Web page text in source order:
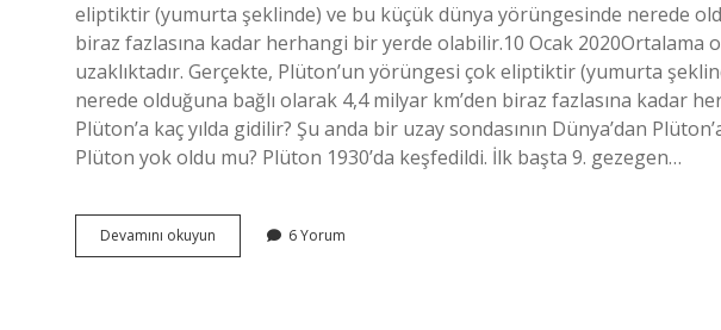
eliptiktir (yumurta şeklinde) ve bu küçük dünya yörüngesinde nerede
biraz fazlasına kadar herhangi bir yerde olabilir.10 Ocak 2020Ortalama
uzaklıktadır. Gerçekte, Plüton’un yörüngesi çok eliptiktir (yumurta
nerede olduğuna bağlı olarak 4,4 milyar km’den biraz fazlasına kadar
Plüton’a kaç yılda gidilir? Şu anda bir uzay sondasının Dünya’dan
Plüton yok oldu mu? Plüton 1930’da keşfedildi. İlk başta 9. gezegen…
Devamını okuyun
Gidildi
6 Yorum